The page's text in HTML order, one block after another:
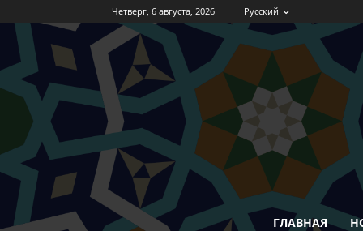
Четверг, 6 августа, 2026 Русский
ГЛАВНАЯ